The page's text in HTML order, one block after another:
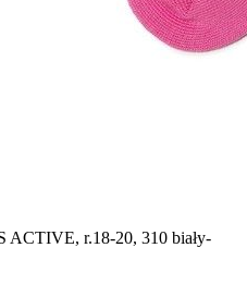
ACTIVE, r.18-20, 310 biały-